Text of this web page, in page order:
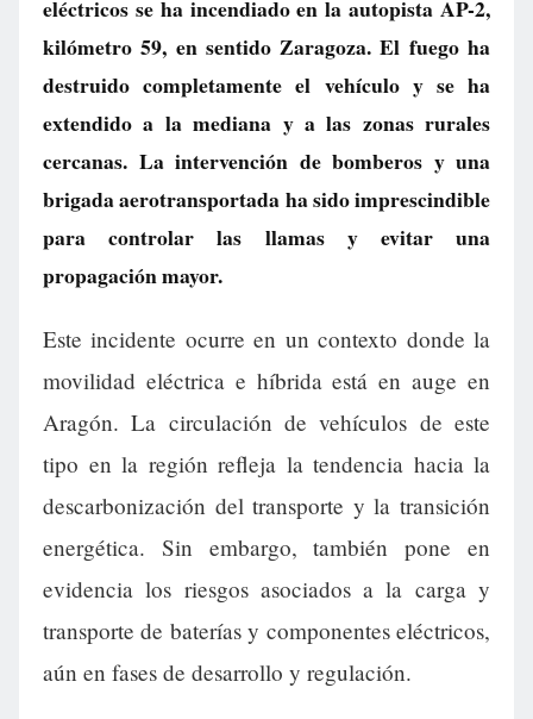
eléctricos se ha incendiado en la autopista AP-2,
kilómetro 59, en sentido Zaragoza. El fuego ha
destruido completamente el vehículo y se ha
extendido a la mediana y a las zonas rurales
cercanas. La intervención de bomberos y una
brigada aerotransportada ha sido imprescindible
para controlar las llamas y evitar una
propagación mayor.
Este incidente ocurre en un contexto donde la
movilidad eléctrica e híbrida está en auge en
Aragón. La circulación de vehículos de este
tipo en la región refleja la tendencia hacia la
descarbonización del transporte y la transición
energética. Sin embargo, también pone en
evidencia los riesgos asociados a la carga y
transporte de baterías y componentes eléctricos,
aún en fases de desarrollo y regulación.